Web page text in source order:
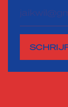
mailadres